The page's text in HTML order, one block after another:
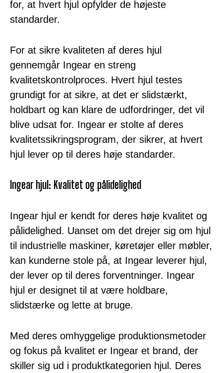
for, at hvert hjul opfylder de højeste
standarder.
For at sikre kvaliteten af deres hjul
gennemgår Ingear en streng
kvalitetskontrolproces. Hvert hjul testes
grundigt for at sikre, at det er slidstærkt,
holdbart og kan klare de udfordringer, det vil
blive udsat for. Ingear er stolte af deres
kvalitetssikringsprogram, der sikrer, at hvert
hjul lever op til deres høje standarder.
Ingear hjul: Kvalitet og pålidelighed
Ingear hjul er kendt for deres høje kvalitet og
pålidelighed. Uanset om det drejer sig om hjul
til industrielle maskiner, køretøjer eller møbler,
kan kunderne stole på, at Ingear leverer hjul,
der lever op til deres forventninger. Ingear
hjul er designet til at være holdbare,
slidstærke og lette at bruge.
Med deres omhyggelige produktionsmetoder
og fokus på kvalitet er Ingear et brand, der
skiller sig ud i produktkategorien hjul. Deres